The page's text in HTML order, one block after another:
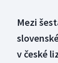
Mezi
v české